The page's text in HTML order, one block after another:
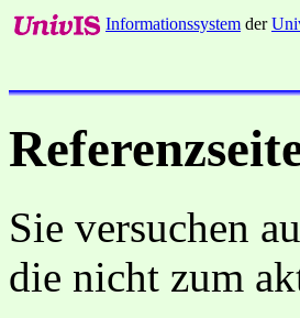
Informationssystem der
Sie versuchen
die nicht zum